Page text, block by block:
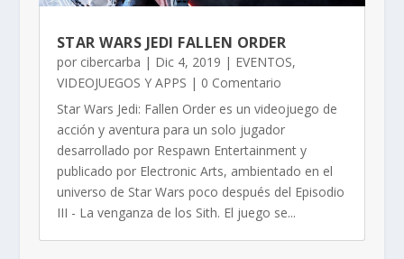
STAR WARS JEDI FALLEN ORDER
por cibercarba | Dic 4, 2019 | EVENTOS,
VIDEOJUEGOS Y APPS | 0 Comentario
Star Wars Jedi: Fallen Order es un videojuego de
acción y aventura para un solo jugador
desarrollado por Respawn Entertainment y
publicado por Electronic Arts, ambientado en el
universo de Star Wars poco después del Episodio
III - La venganza de los Sith.​ El juego se...